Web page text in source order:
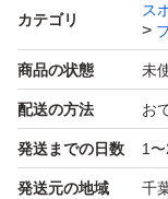
人工甘味料、白砂
健康に優しいプロ
◆こんな方におす
カテゴリ
ス
商品の状態 未
配送の方法 お
発送までの日数 1
発送元の地域 千